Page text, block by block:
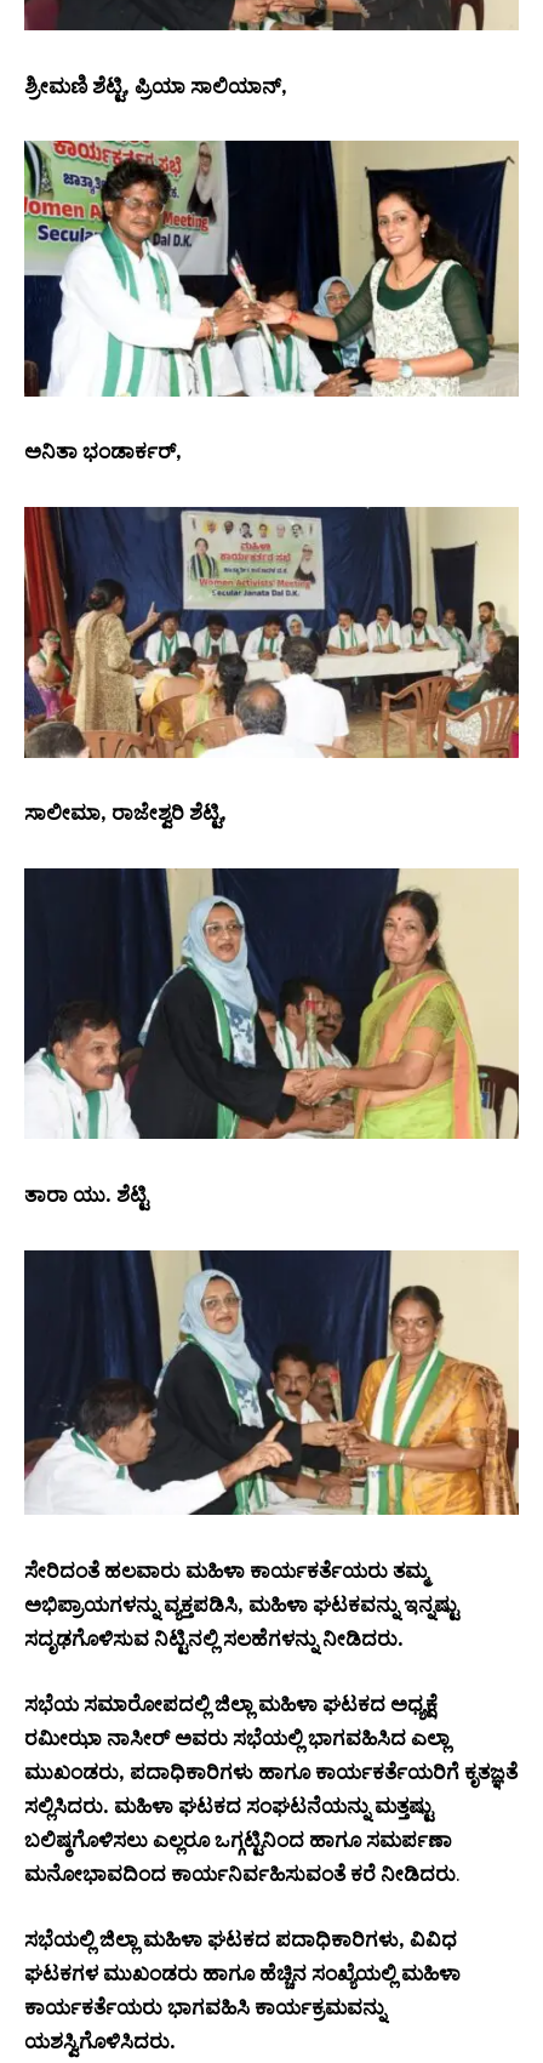
ಶ್ರೀಮಣಿ ಶೆಟ್ಟಿ, ಪ್ರಿಯಾ ಸಾಲಿಯಾನ್,
ಅನಿತಾ ಭಂಡಾರ್ಕರ್,
ಸಾಲೀಮಾ, ರಾಜೇಶ್ವರಿ ಶೆಟ್ಟಿ,
ತಾರಾ ಯು. ಶೆಟ್ಟಿ
ಸೇರಿದಂತೆ ಹಲವಾರು ಮಹಿಳಾ ಕಾರ್ಯಕರ್ತೆಯರು ತಮ್ಮ
ಅಭಿಪ್ರಾಯಗಳನ್ನು ವ್ಯಕ್ತಪಡಿಸಿ, ಮಹಿಳಾ ಘಟಕವನ್ನು ಇನ್ನಷ್ಟು
ಸದೃಢಗೊಳಿಸುವ ನಿಟ್ಟಿನಲ್ಲಿ ಸಲಹೆಗಳನ್ನು ನೀಡಿದರು.
ಸಭೆಯ ಸಮಾರೋಪದಲ್ಲಿ ಜಿಲ್ಲಾ ಮಹಿಳಾ ಘಟಕದ ಅಧ್ಯಕ್ಷೆ
ರಮೀಝಾ ನಾಸೀರ್ ಅವರು ಸಭೆಯಲ್ಲಿ ಭಾಗವಹಿಸಿದ ಎಲ್ಲಾ
ಮುಖಂಡರು, ಪದಾಧಿಕಾರಿಗಳು ಹಾಗೂ ಕಾರ್ಯಕರ್ತೆಯರಿಗೆ ಕೃತಜ್ಞತೆ
ಸಲ್ಲಿಸಿದರು. ಮಹಿಳಾ ಘಟಕದ ಸಂಘಟನೆಯನ್ನು ಮತ್ತಷ್ಟು
ಬಲಿಷ್ಠಗೊಳಿಸಲು ಎಲ್ಲರೂ ಒಗ್ಗಟ್ಟಿನಿಂದ ಹಾಗೂ ಸಮರ್ಪಣಾ
ಮನೋಭಾವದಿಂದ ಕಾರ್ಯನಿರ್ವಹಿಸುವಂತೆ ಕರೆ ನೀಡಿದರು.
ಸಭೆಯಲ್ಲಿ ಜಿಲ್ಲಾ ಮಹಿಳಾ ಘಟಕದ ಪದಾಧಿಕಾರಿಗಳು, ವಿವಿಧ
ಘಟಕಗಳ ಮುಖಂಡರು ಹಾಗೂ ಹೆಚ್ಚಿನ ಸಂಖ್ಯೆಯಲ್ಲಿ ಮಹಿಳಾ
ಕಾರ್ಯಕರ್ತೆಯರು ಭಾಗವಹಿಸಿ ಕಾರ್ಯಕ್ರಮವನ್ನು
ಯಶಸ್ವಿಗೊಳಿಸಿದರು.